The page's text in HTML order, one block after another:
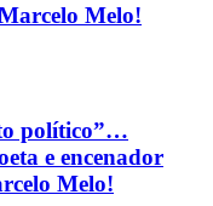
Melo!
político”…
e encenador
Melo!